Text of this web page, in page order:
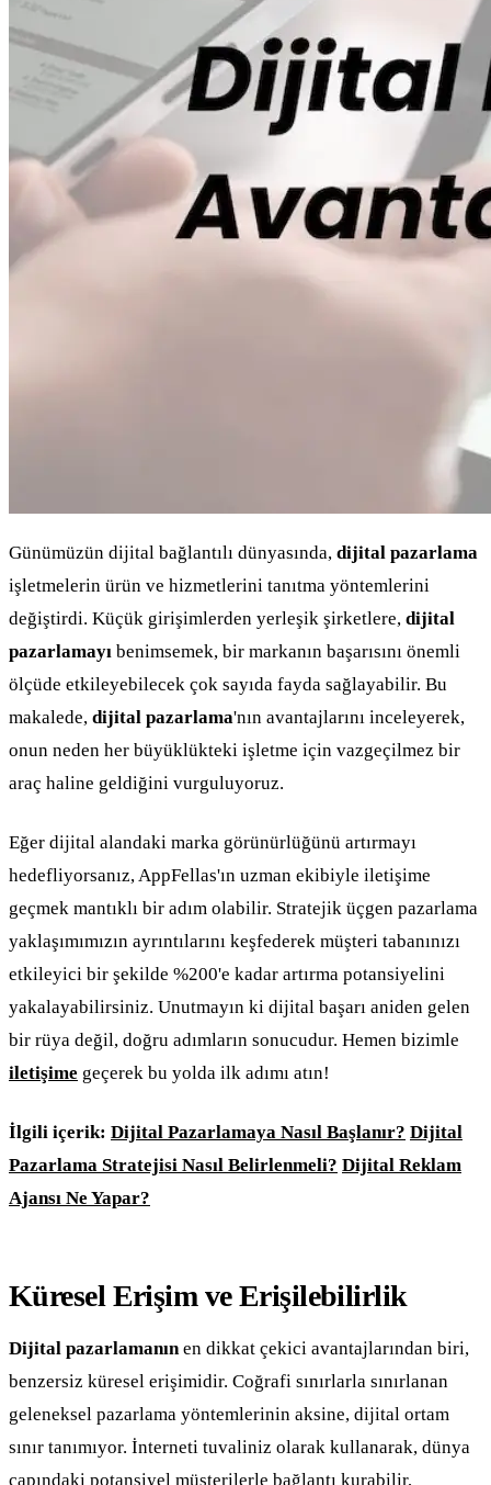
Günümüzün dijital bağlantılı dünyasında, dijital pazarlama
işletmelerin ürün ve hizmetlerini tanıtma yöntemlerini
değiştirdi. Küçük girişimlerden yerleşik şirketlere, dijital
pazarlamayı benimsemek, bir markanın başarısını önemli
ölçüde etkileyebilecek çok sayıda fayda sağlayabilir. Bu
makalede, dijital pazarlama'nın avantajlarını inceleyerek,
onun neden her büyüklükteki işletme için vazgeçilmez bir
araç haline geldiğini vurguluyoruz.
Eğer dijital alandaki marka görünürlüğünü artırmayı
hedefliyorsanız, AppFellas'ın uzman ekibiyle iletişime
geçmek mantıklı bir adım olabilir. Stratejik üçgen pazarlama
yaklaşımımızın ayrıntılarını keşfederek müşteri tabanınızı
etkileyici bir şekilde %200'e kadar artırma potansiyelini
yakalayabilirsiniz. Unutmayın ki dijital başarı aniden gelen
bir rüya değil, doğru adımların sonucudur. Hemen bizimle
iletişime geçerek bu yolda ilk adımı atın!
İlgili içerik: Dijital Pazarlamaya Nasıl Başlanır? Dijital
Pazarlama Stratejisi Nasıl Belirlenmeli? Dijital Reklam
Ajansı Ne Yapar?
Küresel Erişim ve Erişilebilirlik
Dijital pazarlamanınen dikkat çekici avantajlarından biri,
benzersiz küresel erişimidir. Coğrafi sınırlarla sınırlanan
geleneksel pazarlama yöntemlerinin aksine, dijital ortam
sınır tanımıyor. İnterneti tuvaliniz olarak kullanarak, dünya
çapındaki potansiyel müşterilerle bağlantı kurabilir,